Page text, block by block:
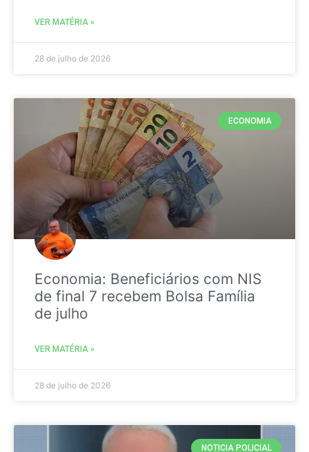
VER MATÉRIA »
28 de julho de 2026
ECONOMIA
Economia: Beneficiários com NIS
de final 7 recebem Bolsa Família
de julho
VER MATÉRIA »
28 de julho de 2026
NOTICIA POLICIAL